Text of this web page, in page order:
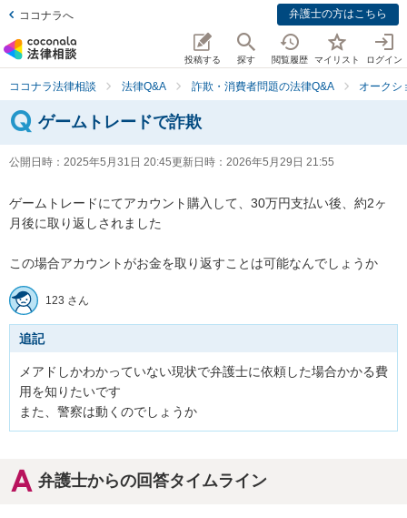
ココナラへ 弁護士の方はこちら
投稿する 探す 閲覧履歴 マイリスト ログイン
ココナラ法律相談 法律Q&A 詐欺・消費者問題の法律Q&A オークシ
ゲームトレードで詐欺
公開日時： 2025年5月31日 20:45更新日時： 2026年5月29日 21:55
ゲームトレードにてアカウント購入して、30万円支払い後、約2ヶ
月後に取り返しされました
この場合アカウントがお金を取り返すことは可能なんでしょうか
123 さん
追記
メアドしかわかっていない現状で弁護士に依頼した場合かかる費
用を知りたいです
また、警察は動くのでしょうか
弁護士からの回答タイムライン